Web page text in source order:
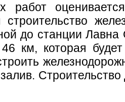
работ
строительство
до станции Лавна
км, которая